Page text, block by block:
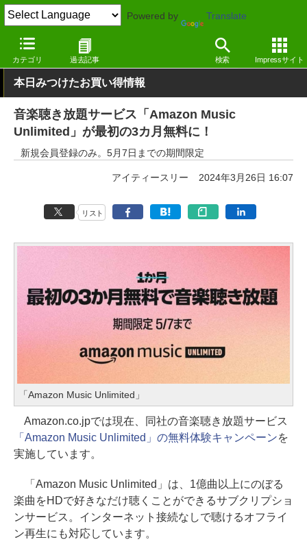
Powered by Translate
カテゴリ 過去記事 検索 Impressサイト
窓の杜 画像・映像・音楽 Webサービス
本日みつけたお買い得情報
音楽聴き放題サービス「Amazon Music
Unlimited」が最初の3カ月無料に！
新規会員登録のみ。5月7日までの期間限定
アイティースリー 2024年3月26日 16:07
リスト
「Amazon Music Unlimited」
Amazon.co.jpでは現在、同社の音楽聴き放題サービス
「Amazon Music Unlimited」の無料体験キャンペーンを
実施しています。
「Amazon Music Unlimited」は、1億曲以上にのぼる
楽曲をHDで好きなだけ聴くことができるサブクリプショ
ンサービス。インターネット接続なしで聴けるオフライ
ン再生にも対応しています。